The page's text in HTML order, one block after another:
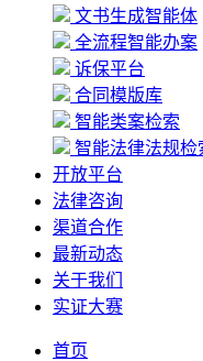
文书生成智能体
全流程智能办案
诉保平台
合同模版库
智能类案检索
智能法律法规检
开放平台
法律咨询
渠道合作
最新动态
关于我们
实证大赛
首页